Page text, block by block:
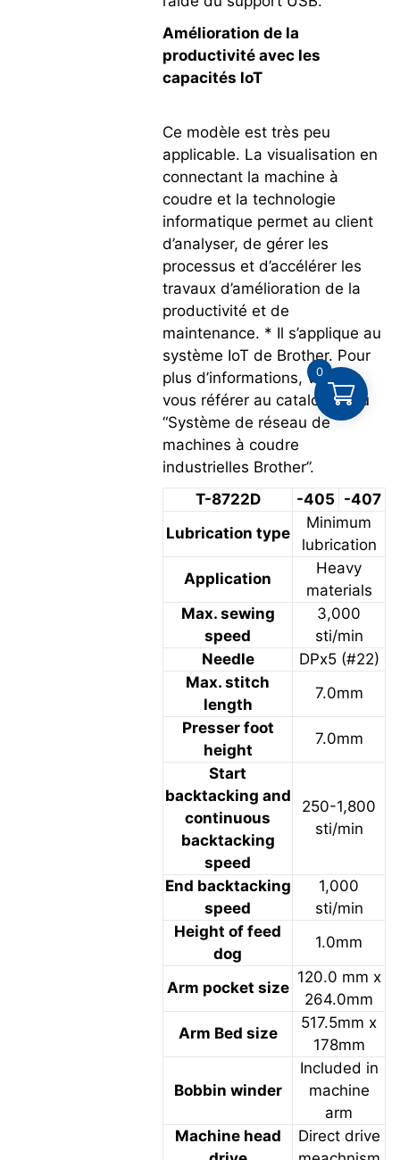
Amélioration de la
productivité avec les
capacités loT
Ce modèle est très peu
applicable. La visualisation en
connectant la machine à
coudre et la technologie
informatique permet au client
d’analyser, de gérer les
processus et d’accélérer les
travaux d’amélioration de la
productivité et de
maintenance. * Il s’applique au
système IoT de Brother. Pour
plus d’informations, veuillez
vous référer au catalogue du
“Système de réseau de
machines à coudre
industrielles Brother”.
T-8722D
-405 -407
Lubrication type
Minimum
lubrication
Application
Heavy
materials
Max. sewing
speed
3,000
sti/min
Needle
DPx5 (#22)
Max. stitch
length
7.0mm
Presser foot
height
7.0mm
Start
backtacking and
continuous
backtacking
speed
250-1,800
sti/min
End backtacking
speed
1,000
sti/min
Height of feed
dog
1.0mm
Arm pocket size
120.0 mm x
264.0mm
Arm Bed size
517.5mm x
178mm
Bobbin winder
Included in
machine
arm
Machine head
Direct drive
0